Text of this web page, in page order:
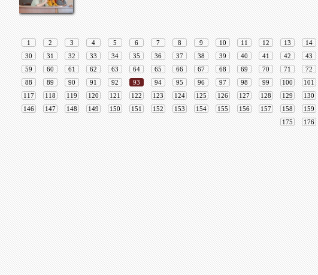
1 2 3 4 5 6 7 8 9 10 11 12 13 14
30
31 32 33 34 35 36 37 38 39 40 41 42 43
59
60 61 62 63 64 65 66 67 68 69 70 71 72
88
89 90 91 92 93 94 95 96 97 98 99 100 101
117
118 119 120 121 122 123 124 125 126 127 128 129 130
146
147 148 149 150 151 152 153 154 155 156 157 158 159
175
176